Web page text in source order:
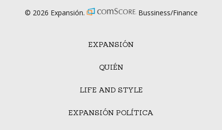
EXPANSIÓN
QUIÉN
LIFE AND STYLE
EXPANSIÓN POLÍTICA
© 2026 Expansión. Bussiness/Finance